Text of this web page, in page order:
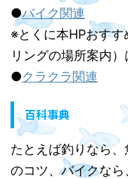
●バイク関連
※とくに本HPおす
リングの場所案内）
●クラクラ関連
百科事典
たとえば釣りなら
のコツ、バイクな